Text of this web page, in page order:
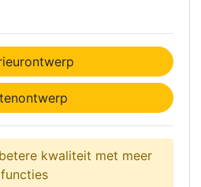
kwaliteit met meer
functies